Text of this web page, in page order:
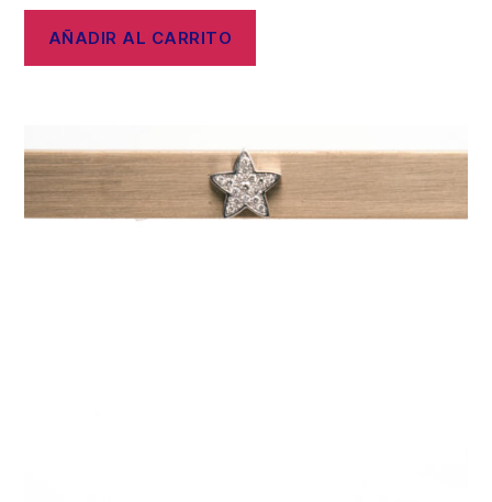
AÑADIR AL CARRITO